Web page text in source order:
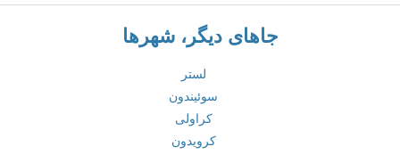
جاهای دیگر، شهرها
لستر
سوئیندون
کراولی
کرویدون